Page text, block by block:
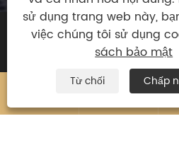
Bản quyền © 2024 Công
Xuất nhập khẩu
Đức) Mọi quyền được bảo
Links|Sitemap|RSS|XML
sử dụng trang web này,
việc chúng tôi sử dụng
sách bảo mật
Từ chối Chấp